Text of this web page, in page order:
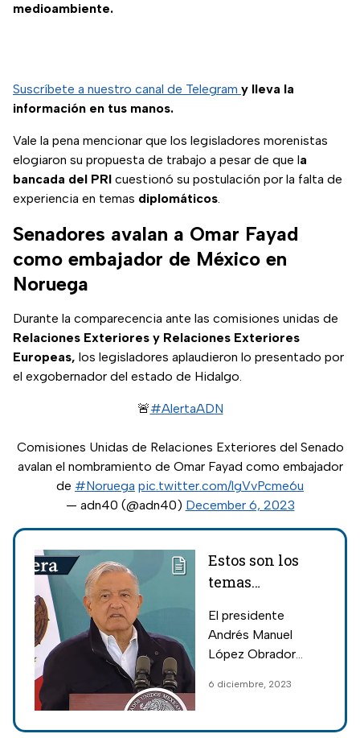
medioambiente.
Suscríbete a nuestro canal de Telegram y lleva la
información en tus manos.
Vale la pena mencionar que los legisladores morenistas
elogiaron su propuesta de trabajo a pesar de que la
bancada del PRI cuestionó su postulación por la falta de
experiencia en temas diplomáticos.
Senadores avalan a Omar Fayad
como embajador de México en
Noruega
Durante la comparecencia ante las comisiones unidas de
Relaciones Exteriores y Relaciones Exteriores
Europeas, los legisladores aplaudieron lo presentado por
el exgobernador del estado de Hidalgo.
🚨#AlertaADN
Comisiones Unidas de Relaciones Exteriores del Senado
avalan el nombramiento de Omar Fayad como embajador
de #Noruega pic.twitter.com/lgVvPcme6u
— adn40 (@adn40) December 6, 2023
Estos son los
temas
mañanera hoy 6
de diciembre
El presidente
Andrés Manuel
López Obrador
la conferencia
miércoles 6 de
6 diciembre, 2023